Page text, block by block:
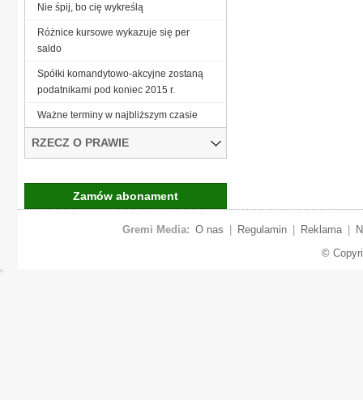
Nie śpij, bo cię wykreślą
Różnice kursowe wykazuje się per
saldo
Spółki komandytowo-akcyjne zostaną
podatnikami pod koniec 2015 r.
Ważne terminy w najbliższym czasie
RZECZ O PRAWIE
Zamów abonament
Gremi Media: O nas Regulamin Reklama
©